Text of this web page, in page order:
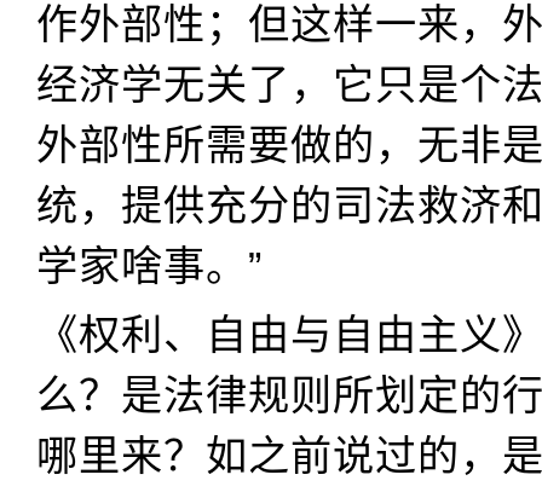
作外部性；但这样一来，
经济学无关了，它只是个
外部性所需要做的，无非
统，提供充分的司法救济
学家啥事。”
《权利、自由与自由主义
么？是法律规则所划定的
哪里来？如之前说过的，